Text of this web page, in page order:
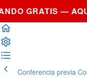
GRATIS —
Conferencia previa